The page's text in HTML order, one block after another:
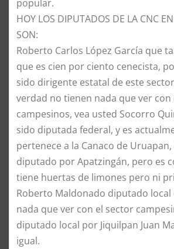
popular.
​HOY LOS DIPUTADOS DE LA CNC
SON:
​Roberto Carlos López García que
que es cien por ciento cenecista,
sido dirigente estatal de este
verdad no tienen nada que ver con
campesinos, vea usted Socorro
sido diputada federal, y es
pertenece a la Canaco de
diputado por Apatzingán, pero es
tiene huertas de limones pero ni
Roberto Maldonado diputado local
nada que ver con el sector
diputado local por Jiquilpan Juan
igual.